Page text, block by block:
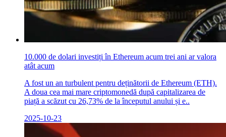
10.000 de dolari investiți în Ethereum acum trei ani ar valora
atât acum
A fost un an turbulent pentru deținătorii de Ethereum (ETH).
A doua cea mai mare criptomonedă după capitalizarea de
piață a scăzut cu 26,73% de la începutul anului și e..
2025-10-23